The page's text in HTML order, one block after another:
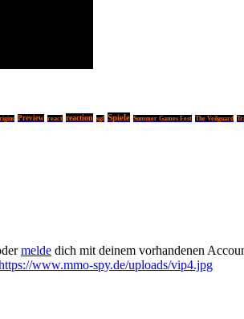
Preview react reaction sgf Spiele Summer Games Fest The Veilguard
melde dich mit deinem vorhandenen